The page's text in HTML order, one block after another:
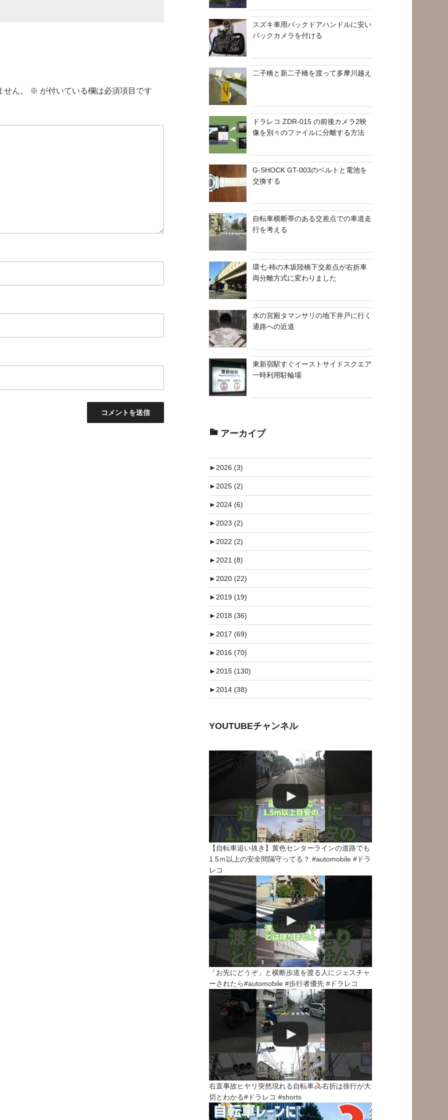
ん。 ※ が付いている欄は必須項目です
スズキ車用バックドアハンドルに安い
バックカメラを付ける
二子橋と新二子橋を渡って多摩川越え
ドラレコ ZDR-015 の前後カメラ2映
像を別々のファイルに分離する方法
G-SHOCK GT-003のベルトと電池を
交換する
自転車横断帯のある交差点での車道走
行を考える
環七-柿の木坂陸橋下交差点が右折車
両分離方式に変わりました
水の宮殿タマンサリの地下井戸に行く
通路への近道
東新宿駅すぐイーストサイドスクエア
一時利用駐輪場
アーカイブ
►2026 (3)
►2025 (2)
►2024 (6)
►2023 (2)
►2022 (2)
►2021 (8)
►2020 (22)
►2019 (19)
►2018 (36)
►2017 (69)
►2016 (70)
►2015 (130)
►2014 (38)
YOUTUBEチャンネル
【自転車追い抜き】黄色センターラインの道路でも
1.5ｍ以上の安全間隔守ってる？ #automobile #ドラ
レコ
「お先にどうぞ」と横断歩道を渡る人にジェスチャ
ーされたら#automobile #歩行者優先 #ドラレコ
右直事故ヒヤリ突然現れる自転車
右折は徐行が大
切とわかる#ドラレコ #shorts